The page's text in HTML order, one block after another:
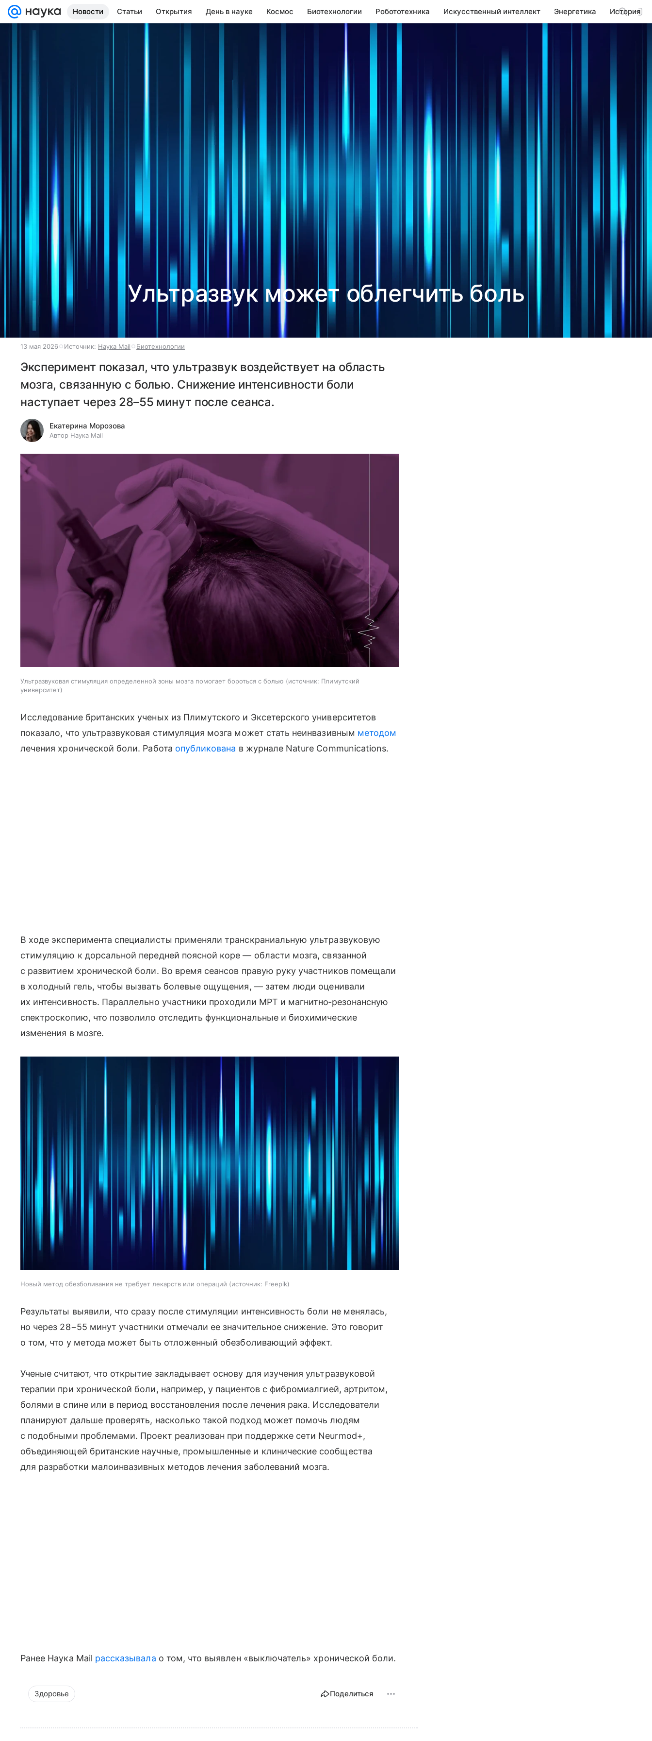
Новости Статьи Открытия День в науке Космос Биотехнологии Робототехника Искусственный интеллект Энергетика История
Ультразвук может облегчить боль
13 мая 2026 Источник: Наука Mail Биотехнологии
Эксперимент показал, что ультразвук воздействует на область
мозга, связанную с болью. Снижение интенсивности боли
наступает через 28–55 минут после сеанса.
Екатерина Морозова
Автор Наука Mail
Ультразвуковая стимуляция определенной зоны мозга помогает бороться с болью источник: Плимутский
университет
Исследование британских ученых из Плимутского и Эксетерского университетов
показало, что ультразвуковая стимуляция мозга может стать неинвазивным методом
лечения хронической боли. Работа опубликована в журнале Nature Communications.
В ходе эксперимента специалисты применяли транскраниальную ультразвуковую
стимуляцию к дорсальной передней поясной коре — области мозга, связанной
с развитием хронической боли. Во время сеансов правую руку участников помещали
в холодный гель, чтобы вызвать болевые ощущения, — затем люди оценивали
их интенсивность. Параллельно участники проходили МРТ и магнитно‑резонансную
спектроскопию, что позволило отследить функциональные и биохимические
изменения в мозге.
Новый метод обезболивания не требует лекарств или операций источник: Freepik
Результаты выявили, что сразу после стимуляции интенсивность боли не менялась,
но через 28−55 минут участники отмечали ее значительное снижение. Это говорит
о том, что у метода может быть отложенный обезболивающий эффект.
Ученые считают, что открытие закладывает основу для изучения ультразвуковой
терапии при хронической боли, например, у пациентов с фибромиалгией, артритом,
болями в спине или в период восстановления после лечения рака. Исследователи
планируют дальше проверять, насколько такой подход может помочь людям
с подобными проблемами. Проект реализован при поддержке сети Neurmod+,
объединяющей британские научные, промышленные и клинические сообщества
для разработки малоинвазивных методов лечения заболеваний мозга.
Ранее Наука Mail рассказывала о том, что выявлен «выключатель» хронической боли.
Здоровье Поделиться